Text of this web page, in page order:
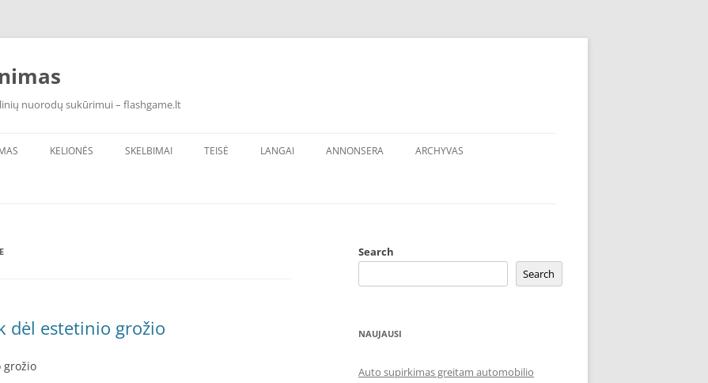
nuorodų sukūrimui – flashgame.lt
KELIONĖS SKELBIMAI TEISĖ LANGAI ANNONSERA ARCHYVAS
dėl estetinio grožio
grožio
Search
Search
NAUJAUSI
Auto supirkimas greitam automobilio